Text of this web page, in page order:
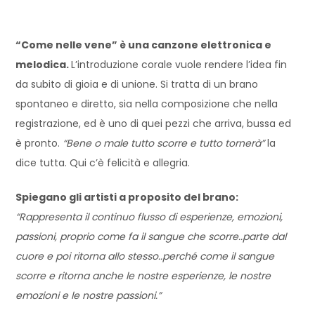
“Come nelle vene” è una canzone elettronica e
melodica.L’introduzione corale vuole rendere l’idea fin
da subito di gioia e di unione. Si tratta di un brano
spontaneo e diretto, sia nella composizione che nella
registrazione, ed è uno di quei pezzi che arriva, bussa ed
è pronto. “Bene o male tutto scorre e tutto tornerà”la
dice tutta. Qui c’è felicità e allegria.
Spiegano gli artisti a proposito del brano:
“Rappresenta il continuo flusso di esperienze, emozioni,
passioni, proprio come fa il sangue che scorre..parte dal
cuore e poi ritorna allo stesso..perché come il sangue
scorre e ritorna anche le nostre esperienze, le nostre
emozioni e le nostre passioni.”